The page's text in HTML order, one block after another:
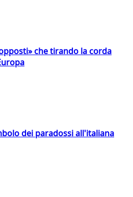
che tirando la corda
dei paradossi all'italiana